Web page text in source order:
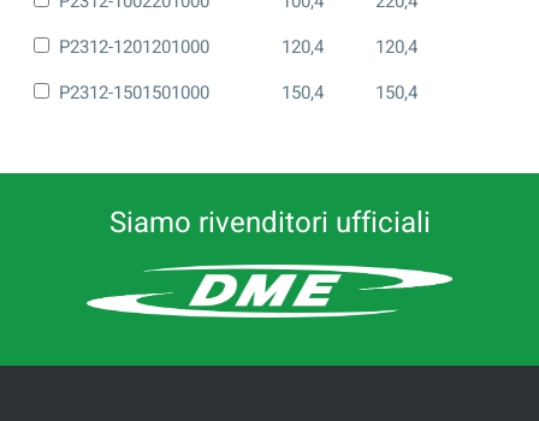
P2312-1201201000
120,4
120,4
P2312-1501501000
150,4 150,4
Siamo rivenditori ufficiali